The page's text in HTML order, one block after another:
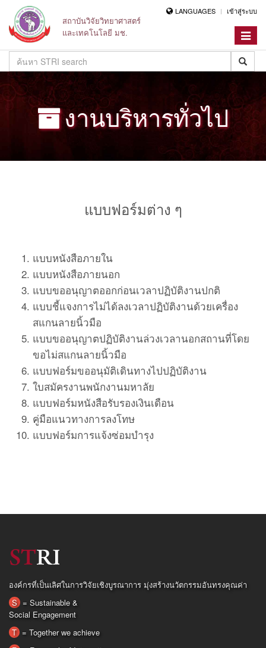
สถาบันวิจัยวิทยาศาสตร์
และเทคโนโลยี มช.
LANGUAGES เข้าสู่ระบบ
Toggle
งานบริหารทั่วไป
แบบฟอร์มต่าง ๆ
แบบหนังสือภายใน
แบบหนังสือภายนอก
แบบขออนุญาตออกก่อนเวลาปฏิบัติงานปกติ
แบบชี้แจงการไม่ได้ลงเวลาปฏิบัติงานด้วยเครื่อง
สแกนลายนิ้วมือ
แบบขออนุญาตปฏิบัติงานล่วงเวลานอกสถานที่โดย
ขอไม่สแกนลายนิ้วมือ
แบบฟอร์มขออนุมัติเดินทางไปปฏิบัติงาน
ใบสมัครงานพนักงานมหาลัย
แบบฟอร์มหนังสือรับรองเงินเดือน
คู่มือแนวทางการลงโทษ
แบบฟอร์มการแจ้งซ่อมบำรุง
องค์กรที่เป็นเลิศในการวิจัยเชิงบูรณาการ มุ่งสร้างนวัตกรรมอันทรงคุณค่า
S = Sustainable &
Social Engagement
T = Together we achieve